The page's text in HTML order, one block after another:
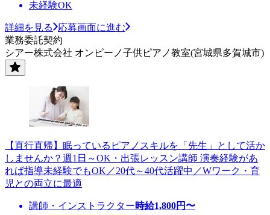
未経験OK
詳細を見る
応募画面に進む
業務委託契約
シアー株式会社 オンピーノ子供ピアノ教室(宮城県多賀城市)
【直行直帰】眠っているピアノスキルを「先生」として活か
しませんか？週1日～OK・出張レッスン講師 演奏経験があ
れば指導未経験でもOK／20代～40代活躍中／Wワーク・育
児との両立に最適
講師・インストラクター時給1,800円〜